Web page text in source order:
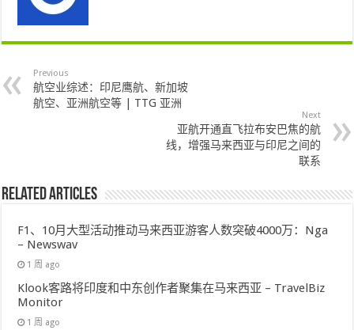
Previous
航空业综述：印尼鹰航、新加坡
航空、亚洲航空等 | TTG 亚洲
Next
亚航开通直飞拉布安巴焦的航
线，增强马来西亚与印尼之间的
联系
Related Articles
F1、10月大型活动推动马来西亚游客人数突破4000万：Nga
– Newswav
1 周 ago
Klook客路将印度和中东创作者聚集在马来西亚 – TravelBiz
Monitor
1 周 ago